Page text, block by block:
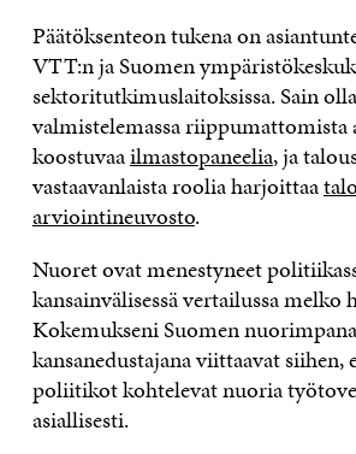
Päätöksenteon tukena on
VTT:n ja Suomen
sektoritutkimuslaitoksissa. Sain olla
valmistelemassa
koostuvaailmastopaneelia, ja
vastaavanlaista roolia harjoittaa
arviointineuvosto.
Nuoret ovat menestyneet
kansainvälisessä vertailussa melko
Kokemukseni Suomen nuorimpana
kansanedustajana viittaavat siihen,
poliitikot kohtelevat nuoria
asiallisesti.